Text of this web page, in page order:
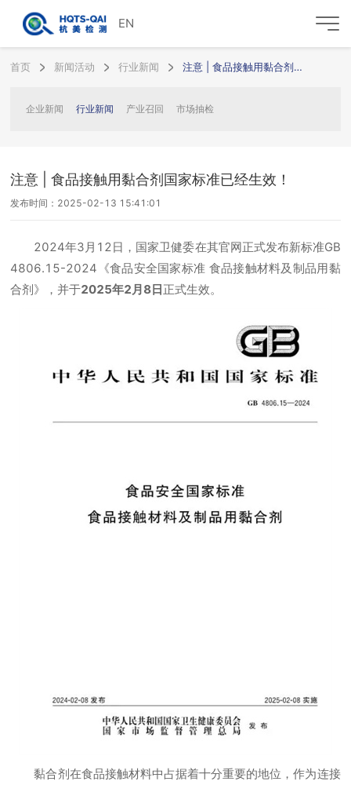
EN
首页 新闻活动 行业新闻 注意 | 食品接触用黏合剂国家标准已经生效！
企业新闻 行业新闻 产业召回 市场抽检
注意 | 食品接触用黏合剂国家标准已经生效！
发布时间：2025-02-13 15:41:01
2024年3月12日，国家卫健委在其官网正式发布新标准GB
4806.15-2024《食品安全国家标准 食品接触材料及制品用黏
合剂》，并于2025年2月8日正式生效。
黏合剂在食品接触材料中占据着十分重要的地位，作为连接